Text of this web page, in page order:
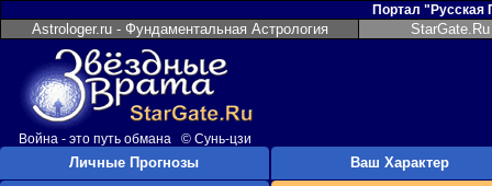
Портал "Русская
Astrologer.ru - Фундаментальная Астрология
Война - это путь обмана © Сунь-цзи
Личные Прогнозы Ваш Характер